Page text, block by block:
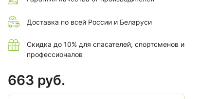
Доставка по всей России и Беларуси
Скидка до 10% для спасателей, спортсменов и
профессионалов
663 руб.